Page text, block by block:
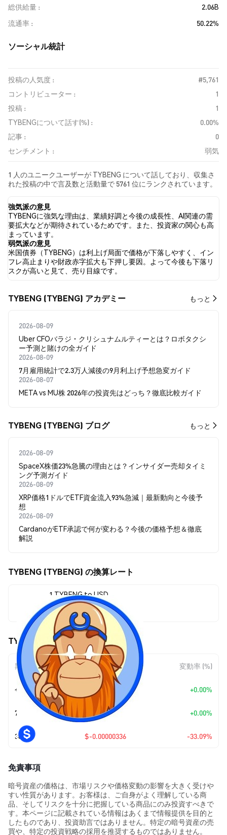
総供給量
2.06B
流通率
50.22%
ソーシャル統計
投稿の人気度 :
#5,761
コントリビューター :
1
投稿 :
1
TYBENGについて話す(%) :
0.00%
記事 :
0
センチメント :
弱気
1 人のユニークユーザーが TYBENG について話しており、収集さ
れた投稿の中で言及数と活動量で 5761 位にランクされています。
の感情は 弱気 でした。 最後に、TYBENG に関するニュース記事
が 0 件公開されました。 Twitterでは、100.00% のツイートが強気
の感情を示し、0.00% のツイートが弱気の感情を示しました。
0.00% のツイートは TYBENG に対して中立的でした。 これらの感
情分析は 1 件のツイートに基づいています。
強気派の意見
TYBENGに強気な理由は、業績好調と今後の成長性、AI関連の需
要拡大などが期待されているためです。また、投資家の関心も高
まっています。
弱気派の意見
米国債券（TYBENG）は利上げ局面で価格が下落しやすく、イン
フレ高止まりや財政赤字拡大も下押し要因。よって今後も下落リ
スクが高いと見て、売り目線です。
TYBENG (TYBENG) アカデミー もっと
2026-08-09
Uber CFOバラジ・クリシュナムルティーとは？ロボタクシ
ー予測と賭けの全ガイド
2026-08-09
7月雇用統計で2.3万人減後の9月利上げ予想急変ガイド
2026-08-07
META vs MU株 2026年の投資先はどっち？徹底比較ガイド
TYBENG (TYBENG) ブログ もっと
2026-08-09
SpaceX株価23%急騰の理由とは？インサイダー売却タイミ
ング予測ガイド
2026-08-09
XRP価格1ドルでETF資金流入93%急減｜最新動向と今後予
想
2026-08-09
CardanoがETF承認で何が変わる？今後の価格予想＆徹底
解説
TYBENG (TYBENG) の換算レート
1 TYBENG to USD
$0.0000068
TYBENG (TYBENG) の価格変動
期間 金額変動 変動率 (%)
今日 $0.00 +0.00%
7日 $0.00 +0.00%
30日 $-0.00000336 -33.09%
免責事項
暗号資産の価格は、市場リスクや価格変動の影響を大きく受けや
すい性質があります。お客様は、ご自身がよく理解している商
品、そしてリスクを十分に把握している商品にのみ投資すべきで
す。本ページに記載されている情報はあくまで情報提供を目的と
したものであり、投資助言ではありません。特定の暗号資産の売
買や、特定の投資戦略の採用を推奨するものではありません。